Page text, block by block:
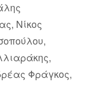
Νίκος
Φράγκος,